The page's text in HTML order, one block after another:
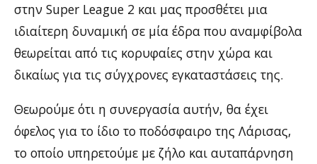
στην Super League 2 και μας προσθέτει μια
ιδιαίτερη δυναμική σε μία έδρα που αναμφίβολα
θεωρείται από τις κορυφαίες στην χώρα και
δικαίως για τις σύγχρονες εγκαταστάσεις της.
Θεωρούμε ότι η συνεργασία αυτήν, θα έχει
όφελος για το ίδιο το ποδόσφαιρο της Λάρισας,
το οποίο υπηρετούμε με ζήλο και αυταπάρνηση